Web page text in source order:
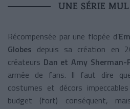
UNE SÉRIE
Récompensée par une flopée d’
Globes depuis sa création en
créateurs Dan et Amy Sherman-
armée de fans. Il faut dire
costumes et décors
budget (fort) conséquent,